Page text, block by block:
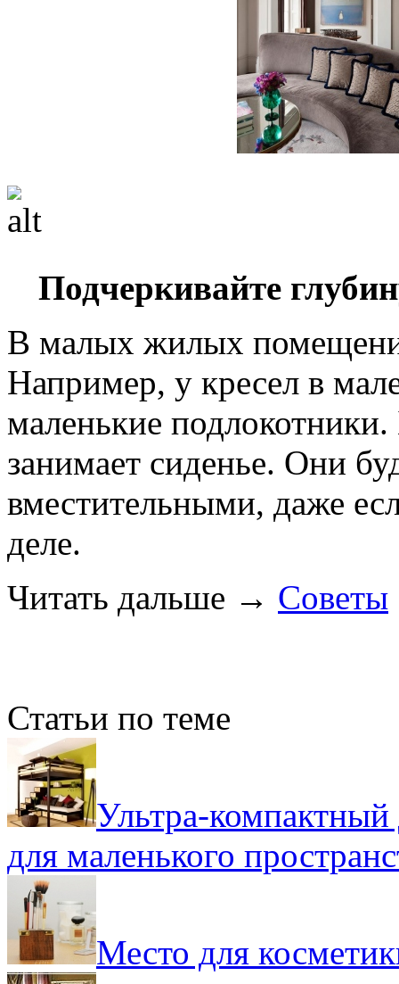
Подчеркивайте
В малых жилых
Например, у кресел в
маленькие
занимает сиденье. Они
вместительными, даже
деле.
Читать дальше → Советы
Статьи по теме
Ультра-
для маленького
Место для